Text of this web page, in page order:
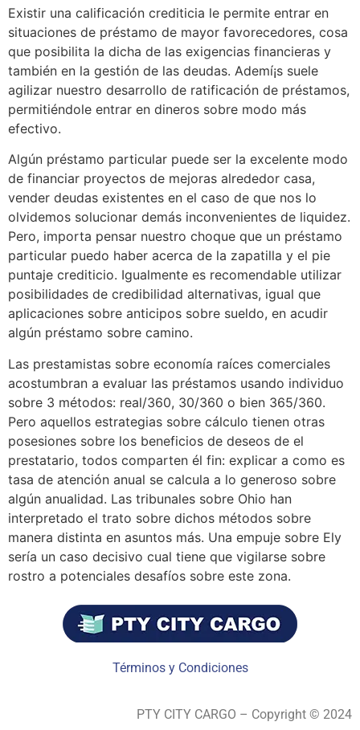
Existir una calificación crediticia le permite entrar en
situaciones de préstamo de mayor favorecedores, cosa
que posibilita la dicha de las exigencias financieras y
también en la gestión de las deudas. Ademí¡s suele
agilizar nuestro desarrollo de ratificación de préstamos,
permitiéndole entrar en dineros sobre modo más
efectivo.
Algún préstamo particular puede ser la excelente modo
de financiar proyectos de mejoras alrededor casa,
vender deudas existentes en el caso de que nos lo
olvidemos solucionar demás inconvenientes de liquidez.
Pero, importa pensar nuestro choque que un préstamo
particular puedo haber acerca de la zapatilla y el pie
puntaje crediticio. Igualmente es recomendable utilizar
posibilidades de credibilidad alternativas, igual que
aplicaciones sobre anticipos sobre sueldo, en acudir
algún préstamo sobre camino.
Las prestamistas sobre economía raíces comerciales
acostumbran a evaluar las préstamos usando individuo
sobre 3 métodos: real/360, 30/360 o bien 365/360.
Pero aquellos estrategias sobre cálculo tienen otras
posesiones sobre los beneficios de deseos de el
prestatario, todos comparten él fin: explicar a como es
tasa de atención anual se calcula a lo generoso sobre
algún anualidad. Las tribunales sobre Ohio han
interpretado el trato sobre dichos métodos sobre
manera distinta en asuntos más. Una empuje sobre Ely
serí­a un caso decisivo cual tiene que vigilarse sobre
rostro a potenciales desafíos sobre este zona.
Términos y Condiciones
PTY CITY CARGO – Copyright © 2024